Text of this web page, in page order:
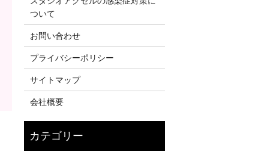
ついて
お問い合わせ
プライバシーポリシー
サイトマップ
会社概要